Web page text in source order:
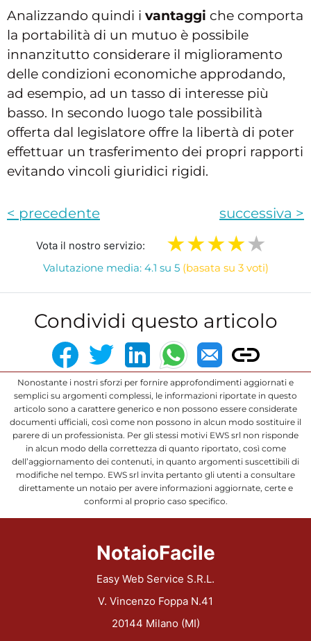
Analizzando quindi i vantaggi che comporta
la portabilità di un mutuo è possibile
innanzitutto considerare il miglioramento
delle condizioni economiche approdando,
ad esempio, ad un tasso di interesse più
basso. In secondo luogo tale possibilità
offerta dal legislatore offre la libertà di poter
effettuar un trasferimento dei propri rapporti
evitando vincoli giuridici rigidi.
< precedente successiva >
Vota il nostro servizio:
Valutazione media: 4.1 su 5 (basata su 3 voti)
Condividi questo articolo
Nonostante i nostri sforzi per fornire approfondimenti aggiornati e
semplici su argomenti complessi, le informazioni riportate in questo
articolo sono a carattere generico e non possono essere considerate
documenti ufficiali, così come non possono in alcun modo sostituire il
parere di un professionista. Per gli stessi motivi EWS srl non risponde
in alcun modo della correttezza di quanto riportato, così come
dell’aggiornamento dei contenuti, in quanto argomenti suscettibili di
modifiche nel tempo. EWS srl invita pertanto gli utenti a consultare
direttamente un notaio per avere informazioni aggiornate, certe e
conformi al proprio caso specifico.
NotaioFacile
Easy Web Service S.R.L.
V. Vincenzo Foppa N.41
20144 Milano (MI)